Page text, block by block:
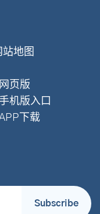
站地图
页版
机版入口
下载
Subscribe